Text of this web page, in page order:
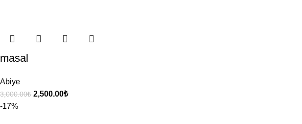
masal
Abiye
3,000.00₺ 2,500.00₺
-17%